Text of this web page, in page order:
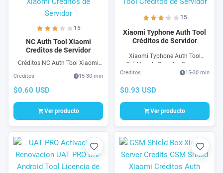
15
NC Auth Tool Xiaomi
Creditos de Servidor
Créditos NC Auth Tool Xiaomi
Mi Account, NC Auth Tool es una
herramienta muy potente para
Creditos 15-30 min
$0.60 USD
Ver producto
15
Xiaomi Typhone Auth Tool
Créditos de Servidor
Xiaomi Typhone Auth Tool
Créditos de Servidor Compra
ahora tus Créditos de Servidor
Tool para Flasheo, FRP Auth de
Creditos 15-30 min
$0.93 USD
Ver producto
Favorito